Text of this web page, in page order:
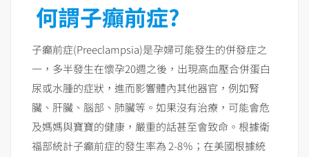
何謂子癲前症?
子癲前症(Preeclampsia)是孕婦可能發生的併發症之
一，多半發生在懷孕20週之後，出現高血壓合併蛋白
尿或水腫的症狀，進而影響體內其他器官，例如腎
臟、肝臟、腦部、肺臟等。如果沒有治療，可能會危
及媽媽與寶寶的健康，嚴重的話甚至會致命。根據衛
福部統計子癲前症的發生率為 2-8％；在美國根據統